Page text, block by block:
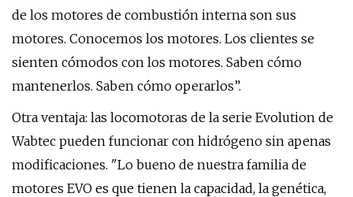
de los motores de combustión interna son sus
motores. Conocemos los motores. Los clientes se
sienten cómodos con los motores. Saben cómo
mantenerlos. Saben cómo operarlos”.
Otra ventaja: las locomotoras de la serie Evolution de
Wabtec pueden funcionar con hidrógeno sin apenas
modificaciones. "Lo bueno de nuestra familia de
motores EVO es que tienen la capacidad, la genética,